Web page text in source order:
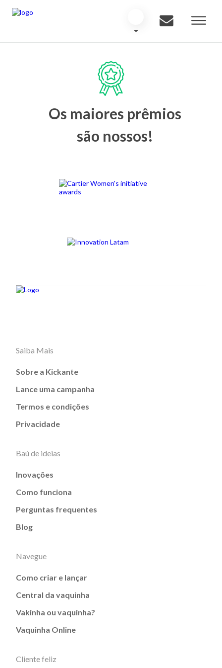
Os maiores prêmios
são nossos!
Saiba Mais
Sobre a Kickante
Lance uma campanha
Termos e condições
Privacidade
Baú de ideias
Inovações
Como funciona
Perguntas frequentes
Blog
Navegue
Como criar e lançar
Central da vaquinha
Vakinha ou vaquinha?
Vaquinha Online
Cliente feliz